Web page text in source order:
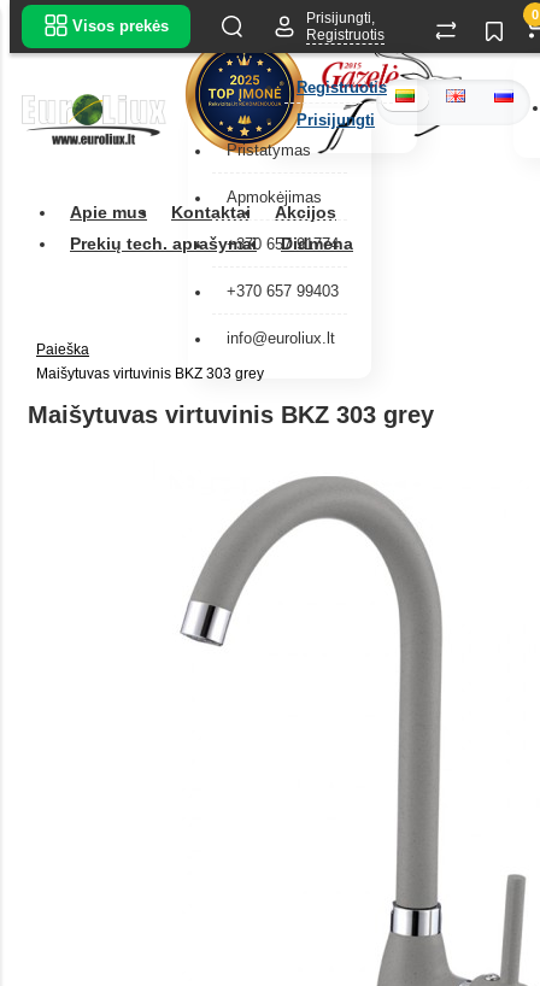
Pristatymas
Apmokėjimas
+370 657 91774
+370 657 99403
info@euroliux.lt
Apie mus Kontaktai
Akcijos
Prekių tech. aprašymai
Didmena
Visos prekės
Prisijungti,
Registruotis
Registruotis
Prisijungti
0
Paieška
Maišytuvas virtuvinis BKZ 303 grey
Maišytuvas virtuvinis BKZ 303 grey